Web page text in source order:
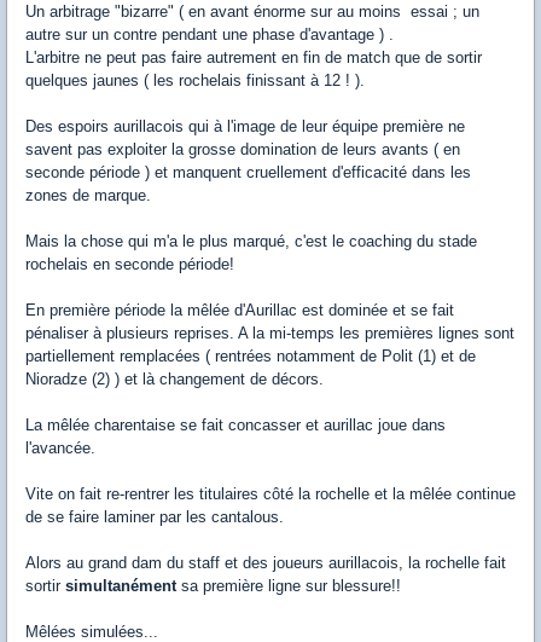
Un arbitrage "bizarre" ( en avant énorme sur au moins essai ; un
autre sur un contre pendant une phase d'avantage ) .
L'arbitre ne peut pas faire autrement en fin de match que de sortir
quelques jaunes ( les rochelais finissant à 12 ! ).
Des espoirs aurillacois qui à l'image de leur équipe première ne
savent pas exploiter la grosse domination de leurs avants ( en
seconde période ) et manquent cruellement d'efficacité dans les
zones de marque.
Mais la chose qui m'a le plus marqué, c'est le coaching du stade
rochelais en seconde période!
En première période la mêlée d'Aurillac est dominée et se fait
pénaliser à plusieurs reprises. A la mi-temps les premières lignes sont
partiellement remplacées ( rentrées notamment de Polit (1) et de
Nioradze (2) ) et là changement de décors.
La mêlée charentaise se fait concasser et aurillac joue dans
l'avancée.
Vite on fait re-rentrer les titulaires côté la rochelle et la mêlée continue
de se faire laminer par les cantalous.
Alors au grand dam du staff et des joueurs aurillacois, la rochelle fait
sortirsimultanément sa première ligne sur blessure!!
Mêlées simulées...